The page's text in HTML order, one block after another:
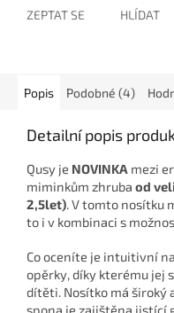
ZEPTAT SE HLÍDAT
Popis Podobné (4)
Detailní popis
Qusy je NOVINKA mezi
miminkům zhruba od
2,5let). V tomto nosítku
to i v kombinaci s
Co oceníte je intuitivní
opěrky, díky kterému jej
dítěti. Nosítko má široký
spona je zajištěna jistící